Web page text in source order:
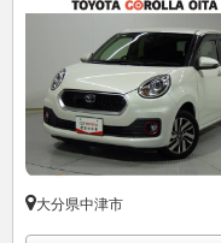
大分県中津市